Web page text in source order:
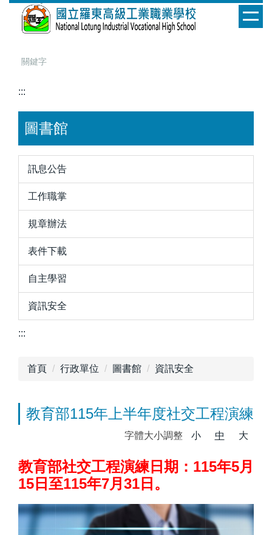
:::
圖書館
訊息公告
工作職掌
規章辦法
表件下載
自主學習
資訊安全
:::
首頁 行政單位 圖書館 資訊安全
教育部115年上半年度社交工程演練
字體大小調整 小 中 大
教育部社交工程演練日期：115年5月
15日至115年7月31日。